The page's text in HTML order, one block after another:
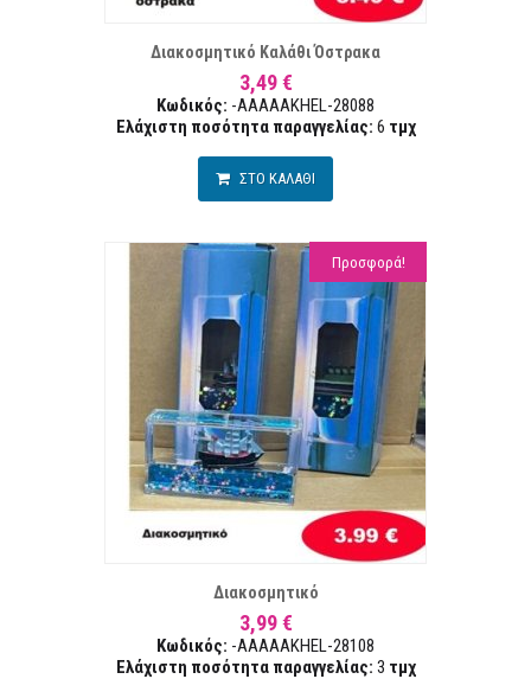
Διακοσμητικό Καλάθι Όστρακα
3,49 €
Κωδικός: -AAAAAKHEL-28088
Ελάχιστη ποσότητα παραγγελίας: 6 τμχ
ΣΤΟ ΚΑΛΑΘΙ
Προσφορά!
Διακοσμητικό
3,99 €
Κωδικός: -AAAAAKHEL-28108
Ελάχιστη ποσότητα παραγγελίας: 3 τμχ